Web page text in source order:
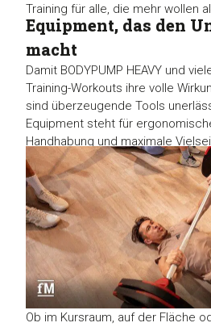
Training für alle, die mehr wollen
Equipment, das den
macht
Damit BODYPUMP HEAVY und
Training-Workouts ihre volle
sind überzeugende Tools
Equipment steht für
Handhabung und maximale
Ob im Kursraum, auf der Fläche